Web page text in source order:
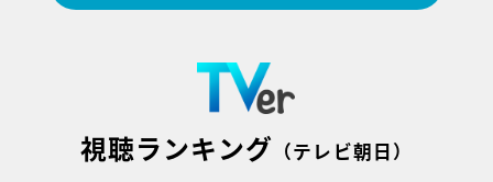
視聴ランキング （テレビ朝日）